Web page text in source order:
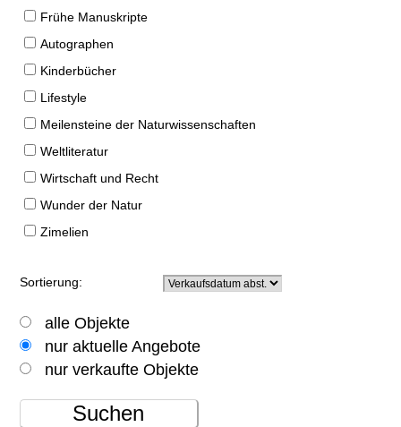
Frühe Manuskripte
Autographen
Kinderbücher
Lifestyle
Meilensteine der Naturwissenschaften
Weltliteratur
Wirtschaft und Recht
Wunder der Natur
Zimelien
Sortierung:
alle Objekte
nur aktuelle Angebote
nur verkaufte Objekte
Suchen